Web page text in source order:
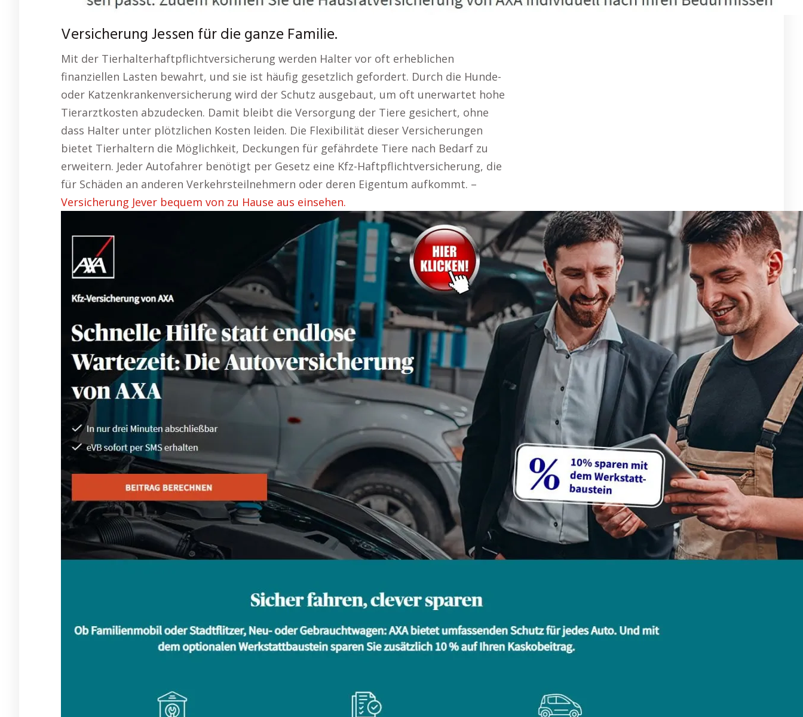
Versicherung Jessen für die ganze Familie.
Mit der Tierhalterhaftpflichtversicherung werden Halter vor oft erheblichen
finanziellen Lasten bewahrt, und sie ist häufig gesetzlich gefordert. Durch die Hunde-
oder Katzenkrankenversicherung wird der Schutz ausgebaut, um oft unerwartet hohe
Tierarztkosten abzudecken. Damit bleibt die Versorgung der Tiere gesichert, ohne
dass Halter unter plötzlichen Kosten leiden. Die Flexibilität dieser Versicherungen
bietet Tierhaltern die Möglichkeit, Deckungen für gefährdete Tiere nach Bedarf zu
erweitern. Jeder Autofahrer benötigt per Gesetz eine Kfz-Haftpflichtversicherung, die
für Schäden an anderen Verkehrsteilnehmern oder deren Eigentum aufkommt. –
Versicherung Jever bequem von zu Hause aus einsehen.